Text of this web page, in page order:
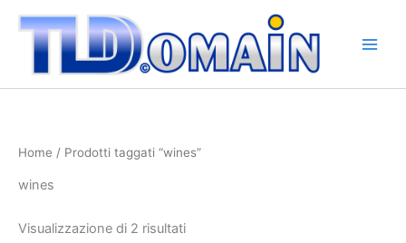
contenuto
Home / Prodotti taggati “wines”
wines
Visualizzazione di 2 risultati
base
al
più
recente